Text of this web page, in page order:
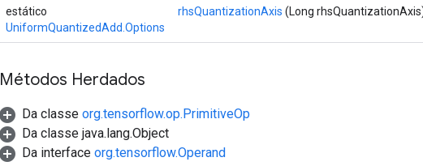
estático
UniformQuantizedAdd.Options
rhsQuantizationAxis (Long
Métodos Herdados
Da classe org.tensorflow.op.PrimitiveOp
Da classe java.lang.Object
Da interface org.tensorflow.Operand